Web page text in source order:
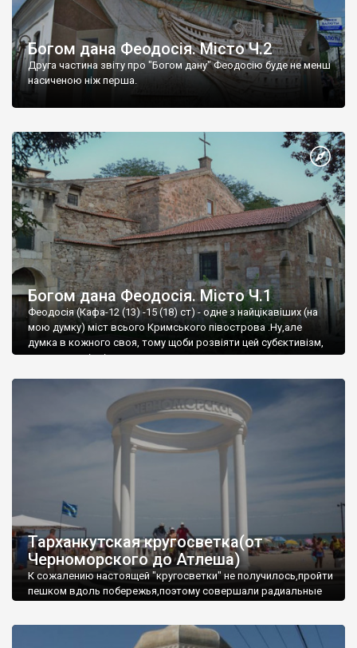
Богом дана Феодосія. Місто Ч.2
Друга частина звіту про "Богом дану" Феодосію буде не менш
насиченою ніж перша.
Богом дана Феодосія. Місто Ч.1
Феодосія (Кафа-12 (13) -15 (18) ст) - одне з найцікавіших (на
мою думку) міст всього Кримського півострова .Ну,але
думка в кожного своя, тому щоби розвіяти цей субєктивізм,
запрошую відвідати це
Тарханкутская кругосветка(от
Черноморского до Атлеша)
К сожалению настоящей "кругосветки" не получилось,пройти
пешком вдоль побережья,поэтому совершали радиальные